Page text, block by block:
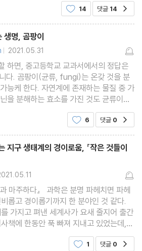
읽은 과학서적 중에 가장 흥미로운 책이
14 댓글 14
생명, 곰팡이
| 2021.05.31
하면, 중고등학교 교과서에서의 정답은
다. 곰팡이(균류, fungi)는 온갖 것을 분
능케 한다. 자연계에 존재하는 물질 중 가
을 분해하는 효소를 가진 것도 균류이고,
해하는 것도 있다. 그만큼 분해자로서의
, 또 막대하게 중
6 댓글 0
지구 생태계의 경이로움, 『작은 것들이
과학은 분명 파헤치면 파헤
롭고 경이롭기까지 한 분야인 것 같다.
가지고 펴낸 세계사가 요새 줄지어 출간
책에 한동안 푹 빠져 지내고 있었는데,
간 소개에서 보게 된 균과 관련된 과학서에
감추지 못했다. 이내 책을 펼친 나
1 댓글 0